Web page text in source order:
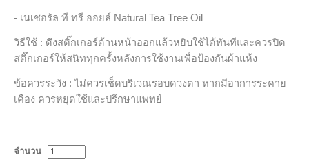
- เนเชอรัล ที ทรี ออยล์ Natural Tea Tree Oil
วิธีใช้ : ดึงสติ๊กเกอร์ด้านหน้าออกแล้วหยิบใช้ได้ทันทีและควรปิด
สติ๊กเกอร์ให้สนิททุกครั้งหลังการใช้งานเพื่อป้องกันผ้าแห้ง
ข้อควรระวัง : ไม่ควรเช็ดบริเวณรอบดวงตา หากมีอาการระคาย
เคือง ควรหยุดใช้และปรึกษาแพทย์
จำนวน